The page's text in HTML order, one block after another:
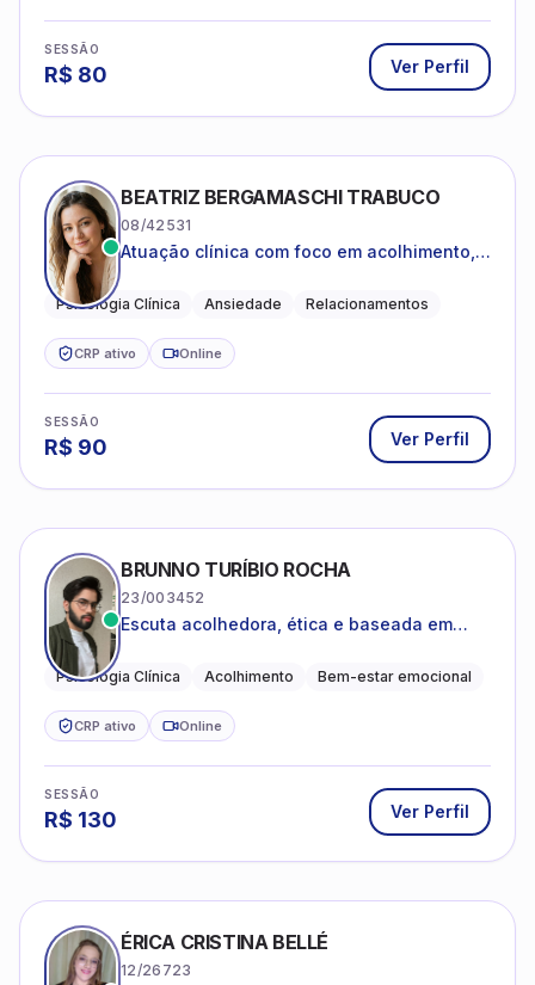
SESSÃO
R$ 80 Ver Perfil
BEATRIZ BERGAMASCHI TRABUCO
08/42531
Atuação clínica com foco em acolhimento,
Psicologia Clínica Ansiedade Relacionamentos
CRP ativo Online
SESSÃO
R$ 90 Ver Perfil
BRUNNO TURÍBIO ROCHA
23/003452
Escuta acolhedora, ética e baseada em
Psicologia Clínica Acolhimento Bem-estar emocional
CRP ativo Online
SESSÃO
R$ 130 Ver Perfil
ÉRICA CRISTINA BELLÉ
12/26723